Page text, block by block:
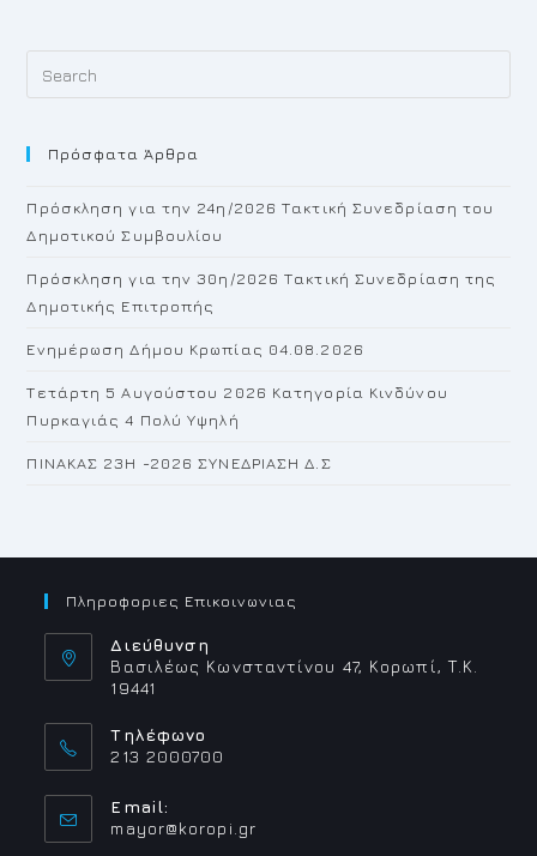
Πρόσφατα Άρθρα
Πρόσκληση για την 24η/2026 Τακτική Συνεδρίαση του
Δημοτικού Συμβουλίου
Πρόσκληση για την 30η/2026 Τακτική Συνεδρίαση της
Δημοτικής Επιτροπής
Ενημέρωση Δήμου Κρωπίας 04.08.2026
Τετάρτη 5 Αυγούστου 2026 Κατηγορία Κινδύνου
Πυρκαγιάς 4 Πολύ Υψηλή
ΠΙΝΑΚΑΣ 23H -2026 ΣΥΝΕΔΡΙΑΣΗ Δ.Σ
Πληροφοριες Επικοινωνιας
Διεύθυνση
Βασιλέως Κωνσταντίνου 47, Κορωπί, Τ.Κ.
19441
Τηλέφωνο
213 2000700
Email:
mayor@koropi.grOpens